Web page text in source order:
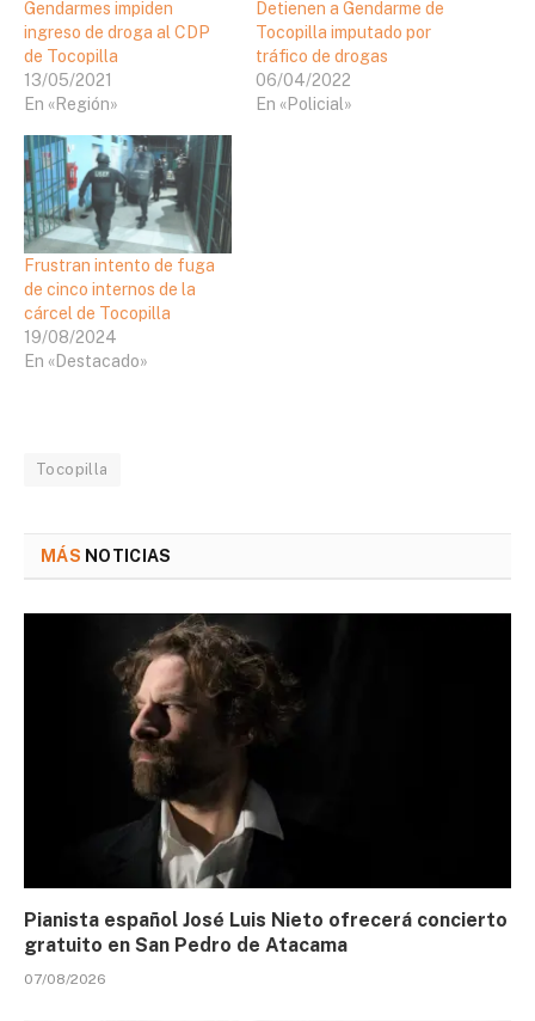
Gendarmes impiden
ingreso de droga al CDP
de Tocopilla
13/05/2021
En «Región»
Detienen a Gendarme de
Tocopilla imputado por
tráfico de drogas
06/04/2022
En «Policial»
Frustran intento de fuga
de cinco internos de la
cárcel de Tocopilla
19/08/2024
En «Destacado»
Tocopilla
MÁS NOTICIAS
Pianista español José Luis Nieto ofrecerá concierto
gratuito en San Pedro de Atacama
07/08/2026